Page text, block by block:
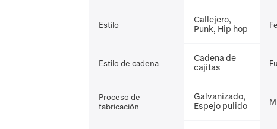
Estilo
Callejero,
Punk, Hip hop
Estilo de cadena
Cadena de
cajitas
Proceso de
fabricación
Galvanizado,
Espejo pulido